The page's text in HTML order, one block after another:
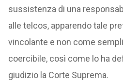
sussistenza di una
alle telcos, apparendo tale
vincolante e non come
coercibile, così come lo ha
giudizio la Corte Suprema.